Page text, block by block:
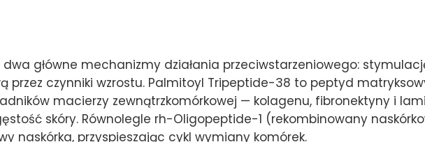
dwa główne mechanizmy działania przeciwstarzeniowego:
przez czynniki wzrostu. Palmitoyl Tripeptide-38 to peptyd
macierzy zewnątrzkomórkowej — kolagenu, fibronektyny i
skóry. Równolegle rh-Oligopeptide-1 (rekombinowany
naskórka, przyspieszając cykl wymiany komórek.